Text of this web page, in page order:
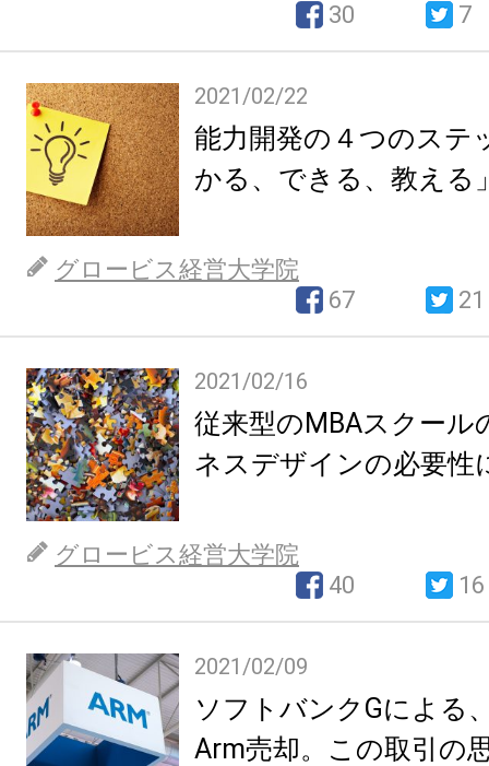
30
7
2021/02/22
能力開発の４つのステ
かる、できる、教える
グロービス経営大学院
67
21
2021/02/16
従来型のMBAスクール
ネスデザインの必要性
グロービス経営大学院
40
16
2021/02/09
ソフトバンクGによる
Arm売却。この取引の